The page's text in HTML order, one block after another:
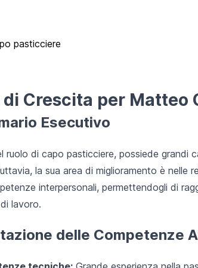
pasticciere
di Crescita per Matteo
Esecutivo
ruolo di capo pasticciere, possiede grandi
la sua area di miglioramento è nelle
interpersonali, permettendogli di
lavoro.
delle Competenze